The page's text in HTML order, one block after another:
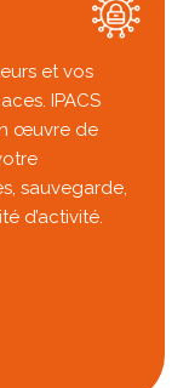
et vos
IPACS
œuvre de
sauvegarde,
d’activité.